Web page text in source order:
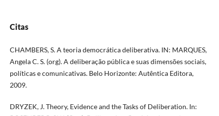
Citas
CHAMBERS, S. A teoria democrática deliberativa. IN: MARQUES,
Angela C. S. (org). A deliberação pública e suas dimensões sociais,
políticas e comunicativas. Belo Horizonte: Autêntica Editora,
2009.
DRYZEK, J. Theory, Evidence and the Tasks of Deliberation. In: